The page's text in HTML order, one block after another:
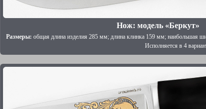
Нож: модель «Беркут»
Размеры: общая длина изделия 285 мм; длина клинка 159 мм; наибольшая
Исполняется в 4